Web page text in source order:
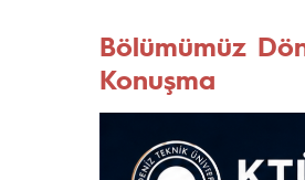
Bölümümüz
Konuşma